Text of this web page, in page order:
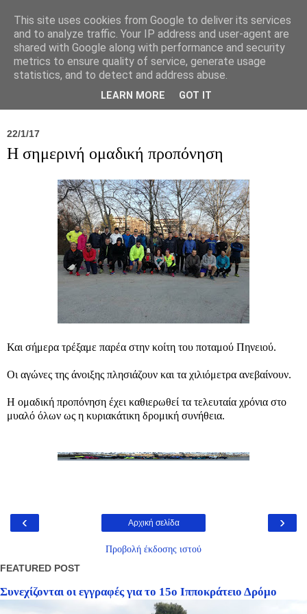
Σύλλογος Ιπποκράτειος
22/1/17
Η σημερινή ομαδική προπόνηση
Και σήμερα τρέξαμε παρέα στην κοίτη του ποταμού Πηνειού.
Οι αγώνες της άνοιξης πλησιάζουν και τα χιλιόμετρα ανεβαίνουν.
Η ομαδική προπόνηση έχει καθιερωθεί τα τελευταία χρόνια στο
μυαλό όλων ως η κυριακάτικη δρομική συνήθεια.
‹ ›
Αρχική σελίδα
Προβολή έκδοσης ιστού
FEATURED POST
Συνεχίζονται οι εγγραφές για το 15ο Ιπποκράτειο Δρόμο
This site uses cookies from Google to deliver its services
and to analyze traffic. Your IP address and user-agent are
shared with Google along with performance and security
metrics to ensure quality of service, generate usage
statistics, and to detect and address abuse.
LEARN MORE GOT IT